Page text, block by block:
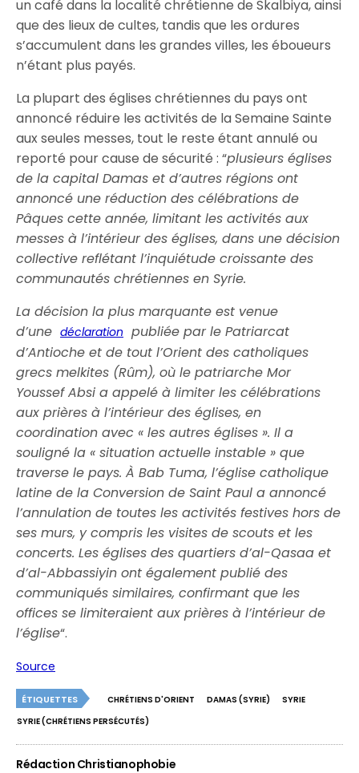
un café dans la localité chrétienne de Skalbiya, ainsi
que des lieux de cultes, tandis que les ordures
s’accumulent dans les grandes villes, les éboueurs
n’étant plus payés.
La plupart des églises chrétiennes du pays ont
annoncé réduire les activités de la Semaine Sainte
aux seules messes, tout le reste étant annulé ou
reporté pour cause de sécurité : “plusieurs églises
de la capital Damas et d’autres régions ont
annoncé une réduction des célébrations de
Pâques cette année, limitant les activités aux
messes à l’intérieur des églises, dans une décision
collective reflétant l’inquiétude croissante des
communautés chrétiennes en Syrie.
La décision la plus marquante est venue
d’unedéclaration publiée par le Patriarcat
d’Antioche et de tout l’Orient des catholiques
grecs melkites (Rûm), où le patriarche Mor
Youssef Absi a appelé à limiter les célébrations
aux prières à l’intérieur des églises, en
coordination avec « les autres églises ». Il a
souligné la « situation actuelle instable » que
traverse le pays. À Bab Tuma, l’église catholique
latine de la Conversion de Saint Paul a annoncé
l’annulation de toutes les activités festives hors de
ses murs, y compris les visites de scouts et les
concerts. Les églises des quartiers d’al-Qasaa et
d’al-Abbassiyin ont également publié des
communiqués similaires, confirmant que les
offices se limiteraient aux prières à l’intérieur de
l’église“.
Source
ÉTIQUETTES CHRÉTIENS D'ORIENT DAMAS (SYRIE)
SYRIE
SYRIE (CHRÉTIENS PERSÉCUTÉS)
Rédaction Christianophobie